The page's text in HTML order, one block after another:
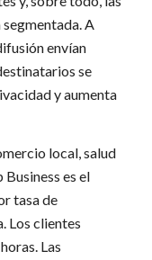
A
envían
se
y aumenta
local, salud
es el
tasa de
Los clientes
Las